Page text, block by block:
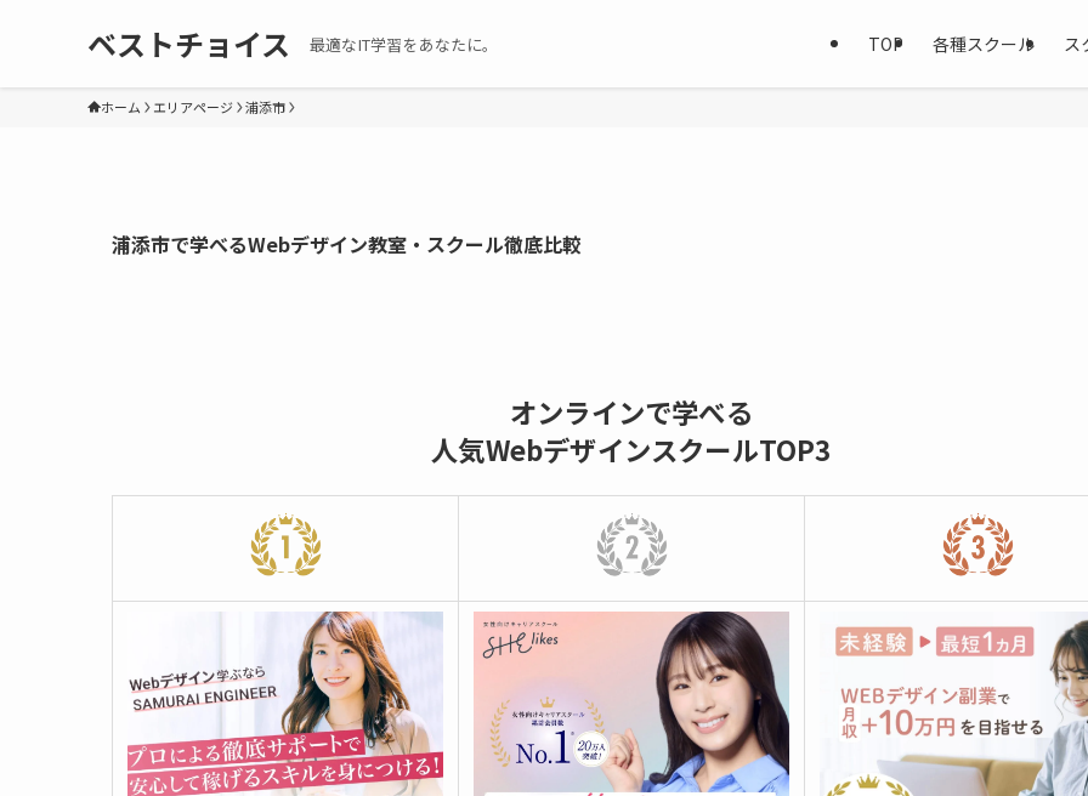
ベストチョイス 最適なIT学習をあなたに。 TOP 各種スクール ス
ホーム エリアページ 浦添市
浦添市で学べるWebデザイン教室・スクール徹底比較
オンラインで学べる
人気WebデザインスクールTOP3